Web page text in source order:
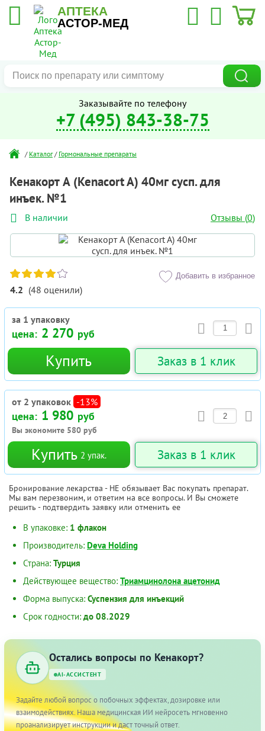
АПТЕКА
АСТОР-МЕД
Заказывайте по телефону
+7 (495) 843-38-75
/ Каталог / Гормональные препараты
Кенакорт А (Kenacort A) 40мг сусп. для
инъек. №1
В наличии Отзывы (0)
4.2 (48 оценили)
Добавить в избранное
за 1 упаковку
цена: 2 270 руб
Купить Заказ в 1 клик
от 2 упаковок -13%
цена: 1 980 руб
Вы экономите 580 руб
Купить 2 упак. Заказ в 1 клик
Бронирование лекарства - НЕ обязывает Вас покупать препарат.
Мы вам перезвоним, и ответим на все вопросы. И Вы сможете
решить - подтвердить заявку или отменить ее
В упаковке: 1 флакон
Производитель: Deva Holding
Страна: Турция
Действующее вещество: Триамцинолона ацетонид
Форма выпуска: Суспензия для инъекций
Срок годности: до 08.2029
Остались вопросы по Кенакорт?
AI-АССИСТЕНТ
Задайте любой вопрос о побочных эффектах, дозировке или
взаимодействиях. Наша медицинская ИИ нейросеть мгновенно
проанализирует инструкции и даст точный ответ.